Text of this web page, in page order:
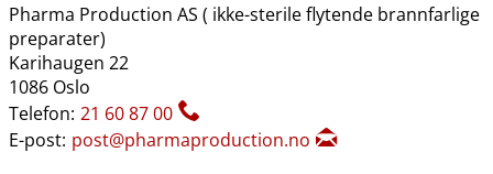
Pharma Production AS ( ikke-sterile flytende brannfarlige
preparater)
Karihaugen 22
1086 Oslo
Telefon: 21 60 87 00
E-post: post@pharmaproduction.no